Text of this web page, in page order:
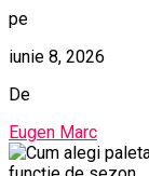
pe
iunie 8, 2026
De
Eugen Marc